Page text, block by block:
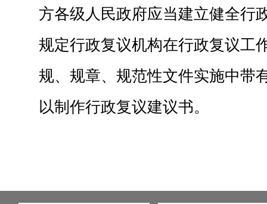
方各级人民政府应当建立健全行
规定行政复议机构在行政复议工
规、规章、规范性文件实施中带
以制作行政复议建议书。